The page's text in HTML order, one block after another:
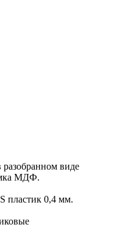
разобранном виде
МДФ.
пластик 0,4 мм.